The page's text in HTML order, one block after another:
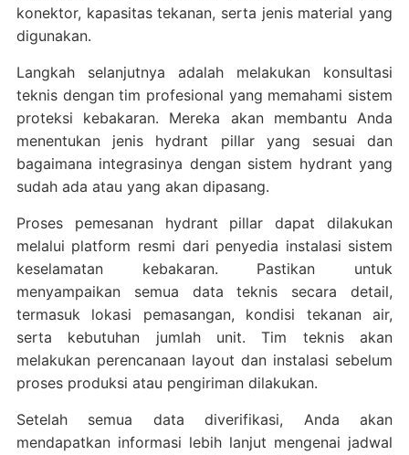
konektor, kapasitas tekanan, serta jenis material yang
digunakan.
Langkah selanjutnya adalah melakukan konsultasi
teknis dengan tim profesional yang memahami sistem
proteksi kebakaran. Mereka akan membantu Anda
menentukan jenis hydrant pillar yang sesuai dan
bagaimana integrasinya dengan sistem hydrant yang
sudah ada atau yang akan dipasang.
Proses pemesanan hydrant pillar dapat dilakukan
melalui platform resmi dari penyedia instalasi sistem
keselamatan kebakaran. Pastikan untuk
menyampaikan semua data teknis secara detail,
termasuk lokasi pemasangan, kondisi tekanan air,
serta kebutuhan jumlah unit. Tim teknis akan
melakukan perencanaan layout dan instalasi sebelum
proses produksi atau pengiriman dilakukan.
Setelah semua data diverifikasi, Anda akan
mendapatkan informasi lebih lanjut mengenai jadwal